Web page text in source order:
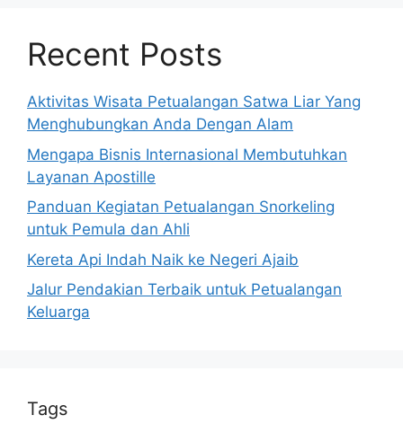
Recent Posts
Aktivitas Wisata Petualangan Satwa Liar Yang
Menghubungkan Anda Dengan Alam
Mengapa Bisnis Internasional Membutuhkan
Layanan Apostille
Panduan Kegiatan Petualangan Snorkeling
untuk Pemula dan Ahli
Kereta Api Indah Naik ke Negeri Ajaib
Jalur Pendakian Terbaik untuk Petualangan
Keluarga
Tags